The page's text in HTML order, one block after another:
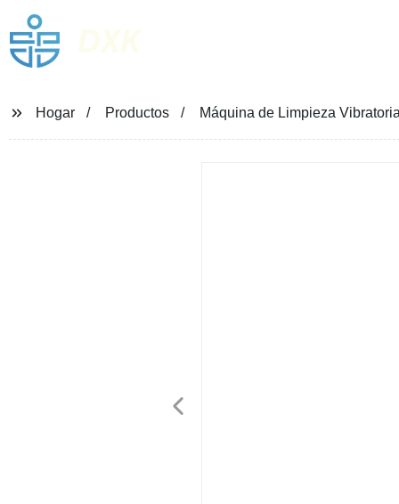
Hogar Productos Máquina de Limpieza